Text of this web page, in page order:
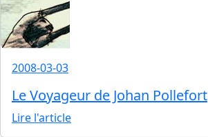
2008-03-03
Le Voyageur de Johan Pollefort
Lire l'article